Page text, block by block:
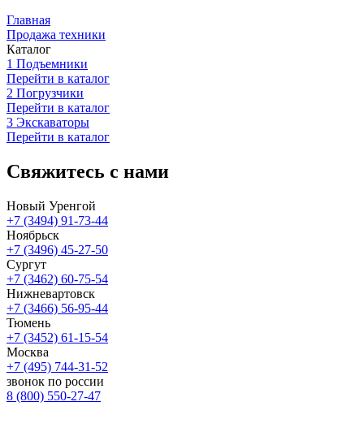
Главная
Продажа техники
Каталог
1 Подъемники
Перейти в каталог
2 Погрузчики
Перейти в каталог
3 Экскаваторы
Перейти в каталог
Свяжитесь с нами
Новый Уренгой
+7 (3494) 91-73-44
Ноябрьск
+7 (3496) 45-27-50
Сургут
+7 (3462) 60-75-54
Нижневартовск
+7 (3466) 56-95-44
Тюмень
+7 (3452) 61-15-54
Москва
+7 (495) 744-31-52
звонок по россии
8 (800) 550-27-47